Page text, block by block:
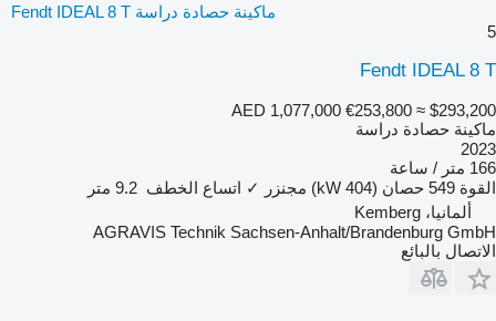
ماكينة حصادة دراسة Fendt IDEAL 8 T
5
Fendt IDEAL 8 T
AED 1,077,000 €253,800 ≈ $293,200
ماكينة حصادة دراسة
2023
166 متر / ساعة
القوة 549 حصان (404 kW) مجنزر ✓ اتساع الخطف 9.2 متر
ألمانيا، Kemberg
AGRAVIS Technik Sachsen-Anhalt/Brandenburg GmbH
الاتصال بالبائع